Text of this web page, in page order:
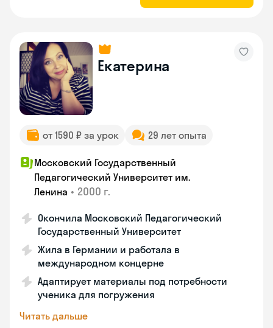
Екатерина
от 1590 ₽ за урок 29 лет опыта
Московский Государственный
Педагогический Университет им.
Ленина • 2000 г.
Окончила Московский Педагогический
Государственный Университет
Жила в Германии и работала в
международном концерне
Адаптирует материалы под потребности
ученика для погружения
Читать дальше